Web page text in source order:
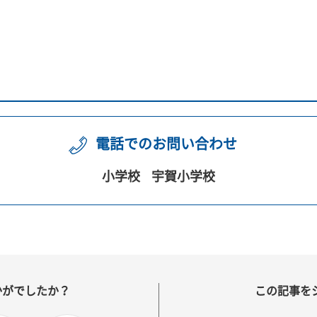
電話でのお問い合わせ
小学校 宇賀小学校
でしたか？ この記事を